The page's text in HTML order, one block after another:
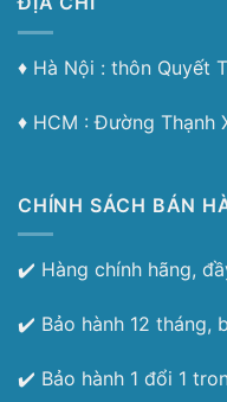
♦︎ Hà Nội : thôn Quyết
♦︎ HCM : Đường Thạnh
CHÍNH SÁCH BÁN
✔️ Hàng chính hãng,
✔️ Bảo hành 12 tháng,
✔️ Bảo hành 1 đổi 1